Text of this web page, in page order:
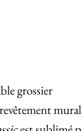
grossier
mural